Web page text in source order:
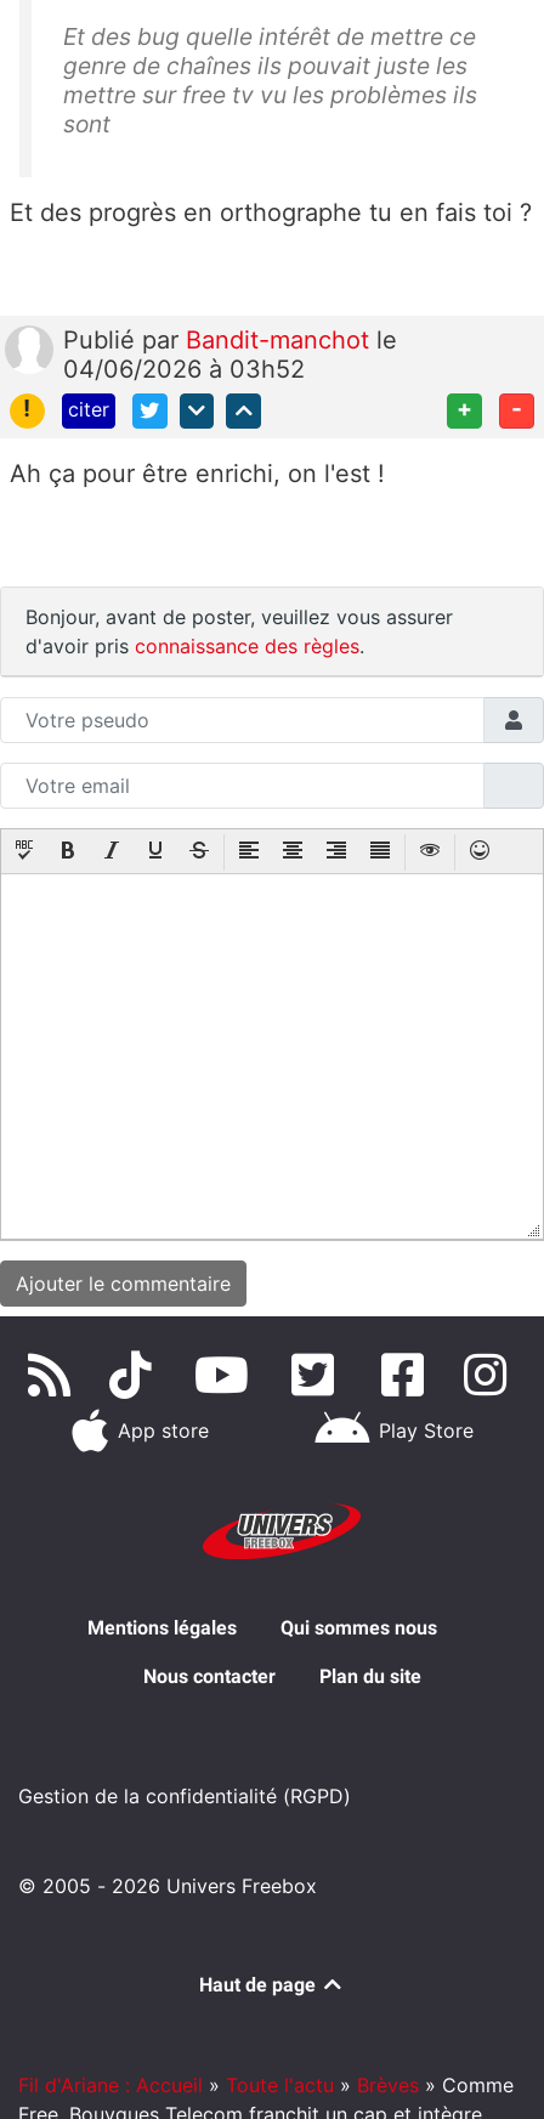
Et des bug quelle intérêt de mettre ce
genre de chaînes ils pouvait juste les
mettre sur free tv vu les problèmes ils
sont
Et des progrès en orthographe tu en fais toi ?
Publié par Bandit-manchot le
04/06/2026 à 03h52
!
citer + -
Ah ça pour être enrichi, on l'est !
Bonjour, avant de poster, veuillez vous assurer
d'avoir pris connaissance des règles.
App store Play Store
Mentions légales Qui sommes nous
Nous contacter Plan du site
Gestion de la confidentialité (RGPD)
© 2005 - 2026 Univers Freebox
Haut de page
Fil d'Ariane : Accueil » Toute l'actu » Brèves » Comme
Free, Bouygues Telecom franchit un cap et intègre